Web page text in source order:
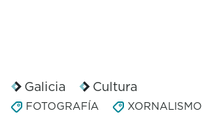
Galicia Cultura
FOTOGRAFÍA XORNALISMO